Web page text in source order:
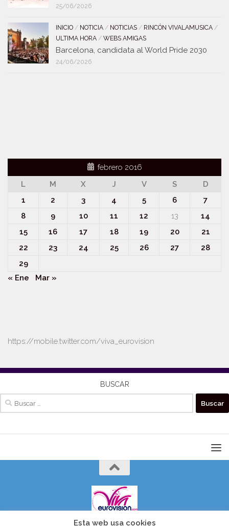
25/06/2026
INICIO / NOTICIA / NOTICIAS / RINCÓN VIVALAMUSICA /
ULTIMA HORA / WEBS AMIGAS
Barcelona, candidata al World Pride 2030
24/06/2026
febrero 2016
L
M X J V S
D
1
2 3 4 5 6
7
8
9 10 11 12 13
14
15
16 17 18 19 20
21
22
23 24 25 26 27
28
29
« Ene
Mar »
https://mobile.twitter.com/viva_eurovision
BUSCAR
Esta web usa cookies